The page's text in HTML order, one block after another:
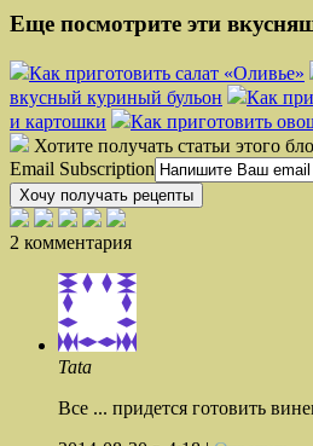
Еще посмотрите эти
Как приготовить салат «Оливье»
вкусный куриный бульон
Как
и картошки
Как приготовить
Хотите получать статьи этого
Email Subscription
Хочу получать рецепты
2 комментария
Tata
Все ... придется готовить